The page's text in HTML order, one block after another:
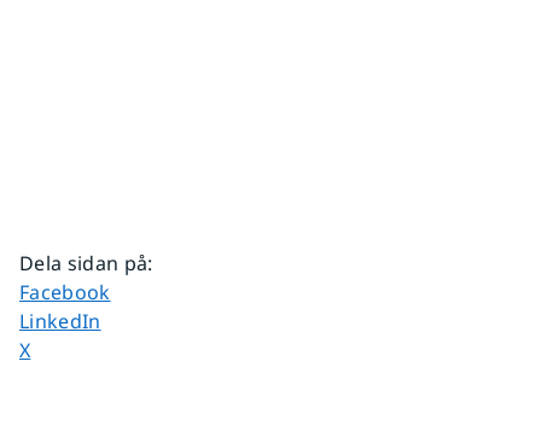
Dela sidan på:
Dela sidan på
Facebook
Dela sidan på
LinkedIn
Dela sidan på
X